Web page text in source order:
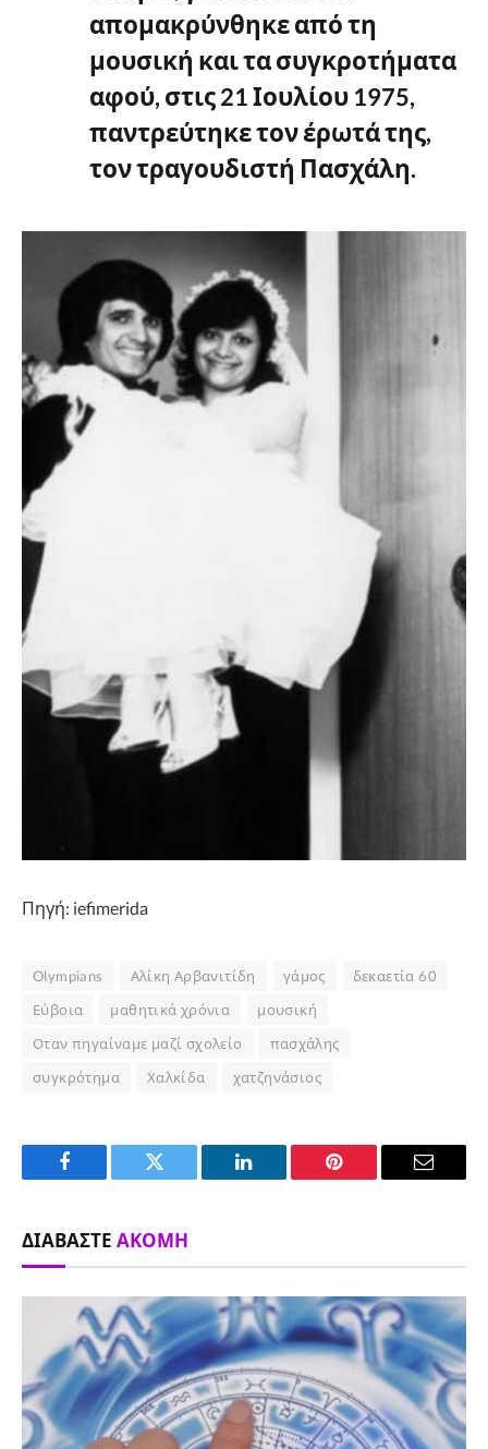
απομακρύνθηκε από τη
μουσική και τα συγκροτήματα
αφού, στις 21 Ιουλίου 1975,
παντρεύτηκε τον έρωτά της,
τον τραγουδιστή Πασχάλη.
Πηγή: iefimerida
Olympians Αλίκη Αρβανιτίδη γάμος
δεκαετία 60
Εύβοια
μαθητικά χρόνια
μουσική
Οταν πηγαίναμε μαζί σχολείο
πασχάλης
συγκρότημα
Χαλκίδα χατζηνάσιος
Facebook Twitter LinkedIn Pinterest Email
ΔΙΑΒΆΣΤΕ ΑΚΌΜΗ